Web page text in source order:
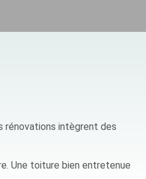
rénovations intègrent des
Une toiture bien entretenue